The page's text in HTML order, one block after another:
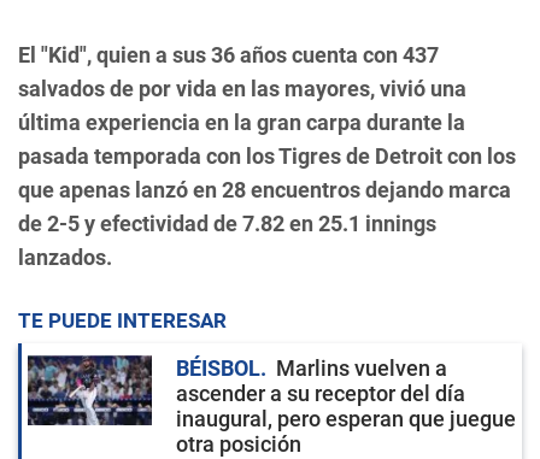
El "Kid", quien a sus 36 años cuenta con 437
salvados de por vida en las mayores, vivió una
última experiencia en la gran carpa durante la
pasada temporada con los Tigres de Detroit con los
que apenas lanzó en 28 encuentros dejando marca
de 2-5 y efectividad de 7.82 en 25.1 innings
lanzados.
TE PUEDE INTERESAR
BÉISBOL
Marlins vuelven a
ascender a su receptor del día
inaugural, pero esperan que juegue
otra posición